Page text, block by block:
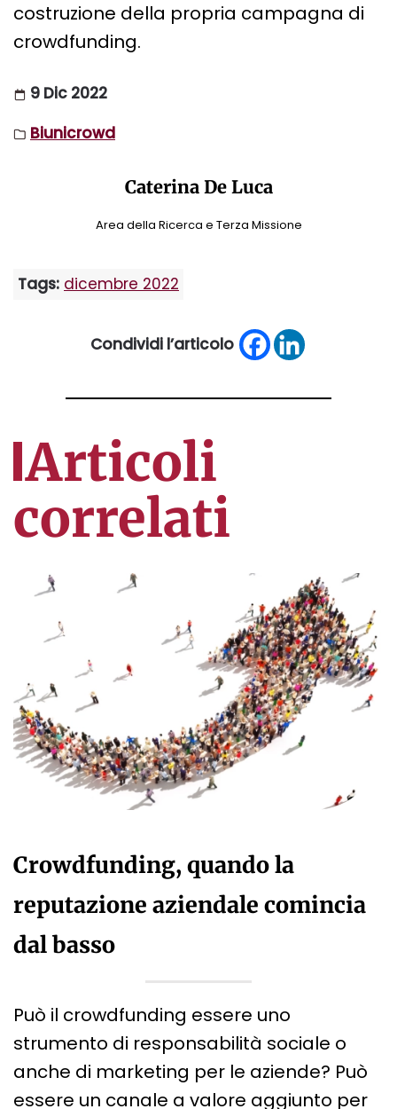
costruzione della propria campagna di
crowdfunding.
9 Dic 2022
Biunicrowd
Caterina De Luca
Area della Ricerca e Terza Missione
Tags: dicembre 2022
Condividi l’articolo
Articoli
correlati
Crowdfunding, quando la
reputazione aziendale comincia
dal basso
Può il crowdfunding essere uno
strumento di responsabilità sociale o
anche di marketing per le aziende? Può
essere un canale a valore aggiunto per